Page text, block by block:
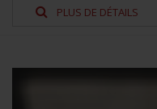
PLUS DE DÉTAILS